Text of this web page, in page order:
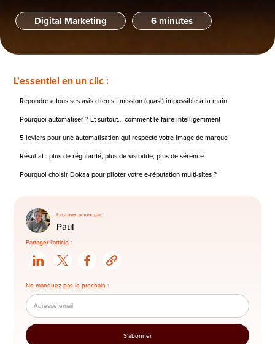
Digital Marketing 6 minutes
L'essentiel en un clic :
Répondre à tous ses avis clients : mission (quasi) impossible à la main
Pourquoi automatiser ? Et surtout… comment le faire intelligemment
5 leviers pour une automatisation qui respecte votre image de marque
Résultat : plus de régularité, plus de visibilité, plus de sérénité
Pourquoi choisir Dokaa pour piloter votre e-réputation multi-sites ?
Ecrit avec amour par :
Paul
Partager l'article :
Ne manquez pas le prochain :